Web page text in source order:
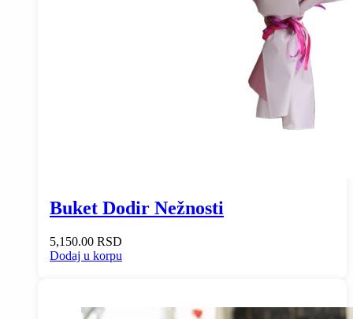
Buket Dodir Nežnosti
5,150.00 RSD
Dodaj u korpu